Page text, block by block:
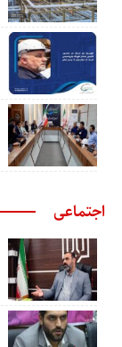
اجتماعی